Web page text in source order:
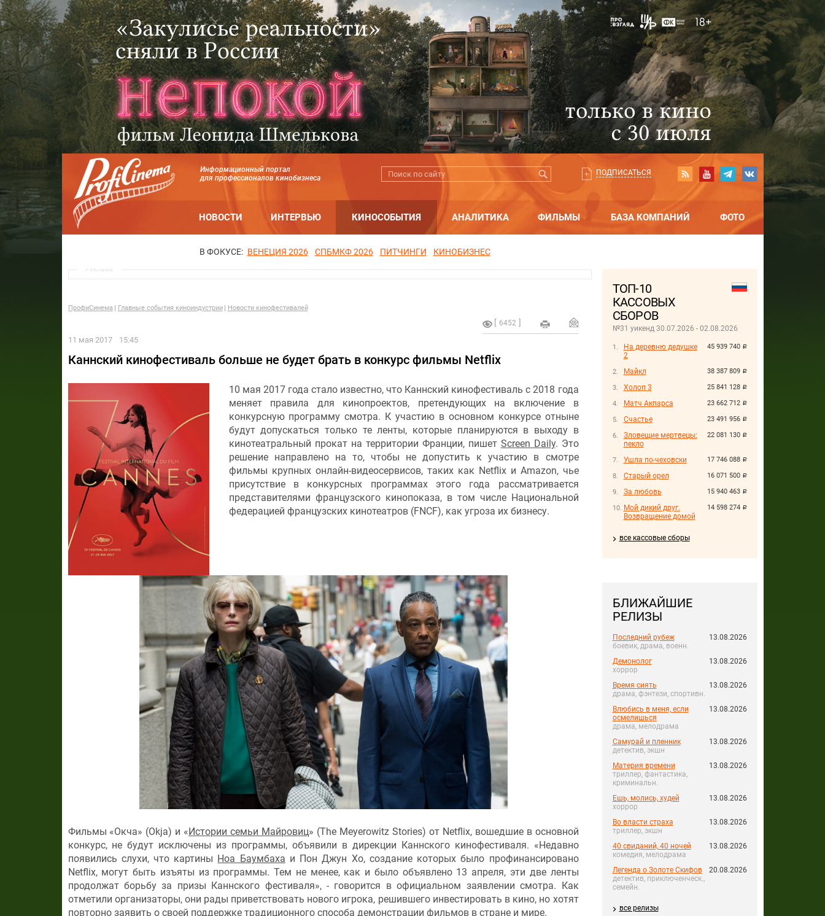
Информационный портал
для профессионалов кинобизнеса
ПОДПИСАТЬСЯ
НОВОСТИ ИНТЕРВЬЮ КИНОСОБЫТИЯ АНАЛИТИКА ФИЛЬМЫ БАЗА КОМПАНИЙ ФОТО
В ФОКУСЕ: ВЕНЕЦИЯ 2026 СПБМКФ 2026 ПИТЧИНГИ КИНОБИЗНЕС
ТОП-10
КАССОВЫХ
СБОРОВ
№31 уикенд 30.07.2026 - 02.08.2026
45 939 740 руб.
На деревню дедушке
2
38 387 809 руб.
Майкл
25 841 128 руб.
Холоп 3
23 662 712 руб.
Матч Акпарса
23 491 956 руб.
Счастье
22 081 130 руб.
Зловещие мертвецы:
пекло
17 746 088 руб.
Ушла по-чеховски
16 071 500 руб.
Старый орел
15 940 463 руб.
За любовь
14 598 274 руб.
Мой дикий друг.
Возвращение домой
все кассовые сборы
БЛИЖАЙШИЕ
РЕЛИЗЫ
Последний рубеж
боевик, драма, военн.
13.08.2026
Демонолог
хоррор
13.08.2026
Время сиять
драма, фэнтези, спортивн.
13.08.2026
Влюбись в меня, если
осмелишься
драма, мелодрама
13.08.2026
Самурай и пленник
детектив, экшн
13.08.2026
Материя времени
триллер, фантастика,
криминальн.
13.08.2026
Ешь, молись, худей
хоррор
13.08.2026
Во власти страха
триллер, экшн
13.08.2026
40 свиданий, 40 ночей
комедия, мелодрама
13.08.2026
Легенда о Золоте Скифов
детектив, приключенческ.,
семейн.
20.08.2026
все релизы
Реклама
ПрофиСинема Главные события киноиндустрии Новости кинофестивалей
6452
11 мая 2017 15:45
Каннский кинофестиваль больше не будет брать в конкурс фильмы Netflix
10 мая 2017 года стало известно, что Каннский кинофестиваль с 2018 года
меняет правила для кинопроектов, претендующих на включение в
конкурсную программу смотра. К участию в основном конкурсе отныне
будут допускаться только те ленты, которые планируются в выходу в
кинотеатральный прокат на территории Франции, пишет Screen Daily. Это
решение направлено на то, чтобы не допустить к участию в смотре
фильмы крупных онлайн-видеосервисов, таких как Netflix и Amazon, чье
присутствие в конкурсных программах этого года рассматривается
представителями французского кинопоказа, в том числе Национальной
федерацией французских кинотеатров (FNCF), как угроза их бизнесу.
Фильмы «Окча» (Okja) и «Истории семьи Майровиц» (The Meyerowitz Stories) от Netflix, вошедшие в основной
конкурс, не будут исключены из программы, объявили в дирекции Каннского кинофестиваля. «Недавно
появились слухи, что картины Ноа Баумбаха и Пон Джун Хо, создание которых было профинансировано
Netflix, могут быть изъяты из программы. Тем не менее, как и было объявлено 13 апреля, эти две ленты
продолжат борьбу за призы Каннского фестиваля», - говорится в официальном заявлении смотра. Как
отметили организаторы, они рады приветствовать нового игрока, решившего инвестировать в кино, но хотят
повторно заявить о своей поддержке традиционного способа демонстрации фильмов в стране и мире.